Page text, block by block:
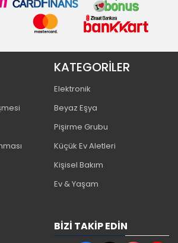
KATEGORİLER
Elektronik
Beyaz Eşya
Pişirme Grubu
Küçük Ev Aletleri
Kişisel Bakım
Ev & Yaşam
BIZI TAKIP EDIN